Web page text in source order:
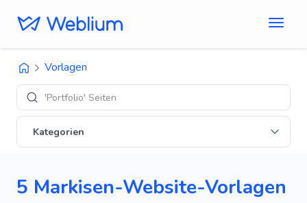
Vorlagen
'Portfolio' Seiten
Kategorien
5 Markisen-Website-Vorlagen